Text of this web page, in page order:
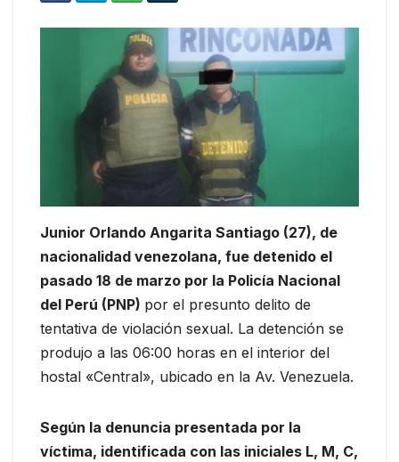
Junior Orlando Angarita Santiago (27), de
nacionalidad venezolana, fue detenido el
pasado 18 de marzo por la Policía Nacional
del Perú (PNP) por el presunto delito de
tentativa de violación sexual. La detención se
produjo a las 06:00 horas en el interior del
hostal «Central», ubicado en la Av. Venezuela.
Según la denuncia presentada por la
víctima, identificada con las iniciales L, M, C,